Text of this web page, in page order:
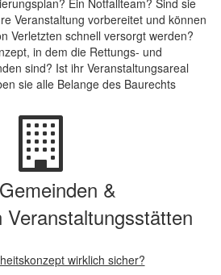
Ein Notfallteam? Sind sie
Veranstaltung vorbereitet und können
Verletzten schnell versorgt werden?
in dem die Rettungs- und
sind? Ist ihr Veranstaltungsareal
sie alle Belange des Baurechts
&
Veranstaltungsstätten
wirklich sicher?